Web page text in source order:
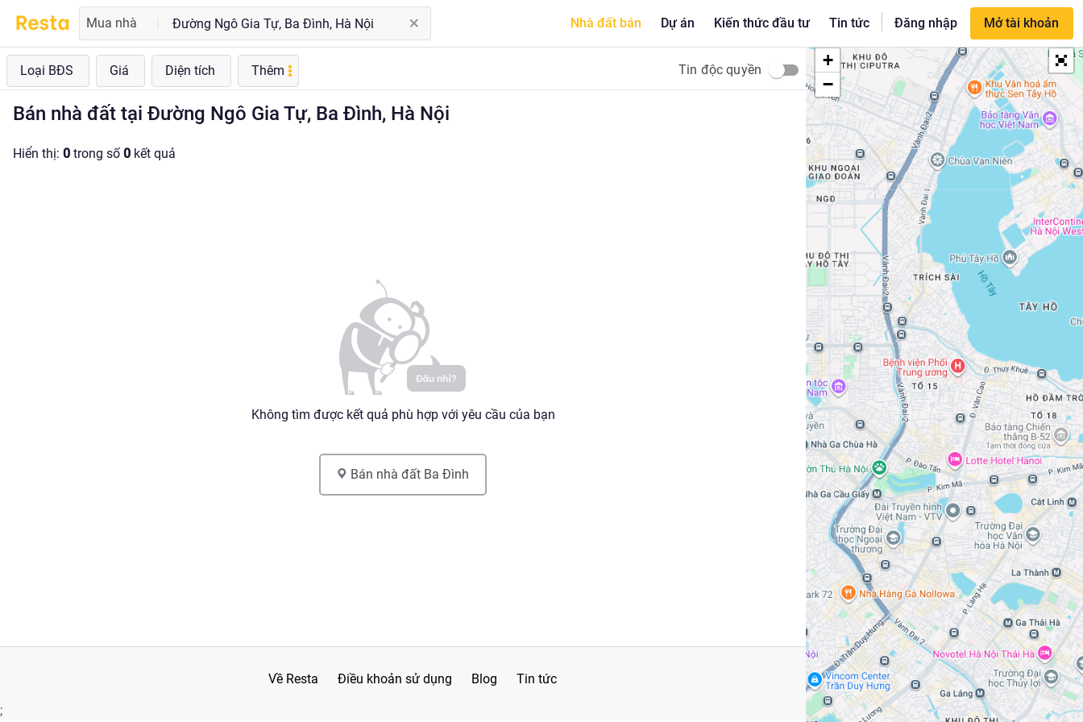
Mua nhà Nhà đất bán Dự án Kiến thức đầu tư Tin tức | Đăng nhập Mở tài khoản
Loại BĐS Giá Diện tích Thêm Tin độc quyền
Bán nhà đất tại Đường Ngô Gia Tự, Ba Đình, Hà Nội
Hiển thị: 0 trong số0 kết quả
Không tìm được kết quả phù hợp với yêu cầu của bạn
Bán nhà đất Ba Đình
Về Resta Điều khoản sử dụng Blog Tin tức
+
−
;